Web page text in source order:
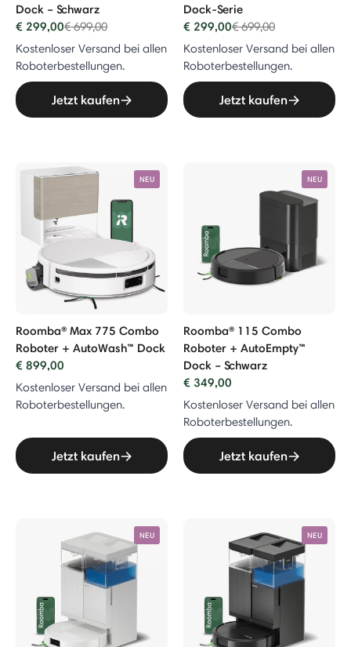
Roboter + AutoEmpty™ Dock
Roboter + AutoEmpty™ Dock
Dock – Schwarz
€ 299,00Price reduced from
€ 699,00to
Kostenloser Versand bei allen
Roboterbestellungen.
Jetzt kaufen
Dock-Serie
€ 299,00Price reduced from
€ 699,00to
Kostenloser Versand bei allen
Roboterbestellungen.
Jetzt kaufen
NEU
Roomba® Max 775 Combo
Roboter + AutoWash™ Dock
€ 899,00
Kostenloser Versand bei allen
Roboterbestellungen.
Jetzt kaufen
NEU
Roomba® 115 Combo
Roboter + AutoEmpty™
Dock – Schwarz
€ 349,00
Kostenloser Versand bei allen
Roboterbestellungen.
Jetzt kaufen
NEU NEU